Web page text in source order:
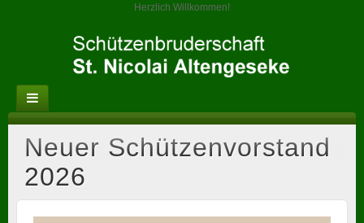
Herzlich Willkommen!
Neuer Schützenvorstand
2026